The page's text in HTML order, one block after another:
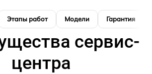
Этапы работ Модели Гарантия
сервис-
центра